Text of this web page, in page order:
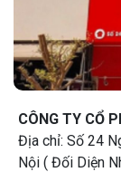
CÔNG TY CỔ
Địa chỉ: Số 24
Nội ( Đối Diện